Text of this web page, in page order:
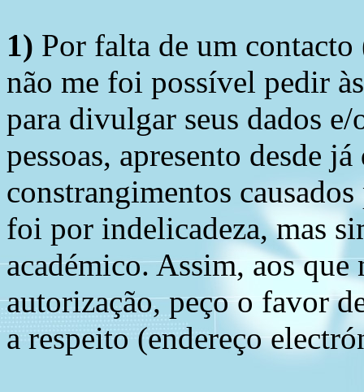
1) Por falta de um
não me foi possível pedir
para divulgar seus dados
pessoas, apresento desde
constrangimentos
foi por indelicadeza, mas
académico. Assim, aos
autorização, peço o favor
a respeito (endereço